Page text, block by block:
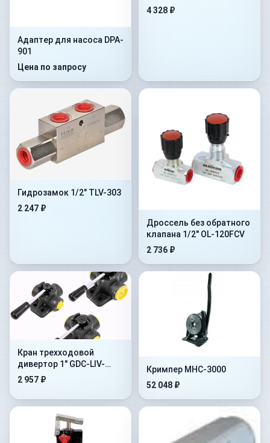
Адаптер для насоса DPA-
901
Цена по запросу
4 328 ₽
Гидрозамок 1/2" TLV-303
2 247 ₽
Дроссель без обратного
клапана 1/2" OL-120FCV
2 736 ₽
Кран трехходовой
дивертор 1" GDC-LIV-
5004
2 957 ₽
Кримпер MHC-3000
52 048 ₽